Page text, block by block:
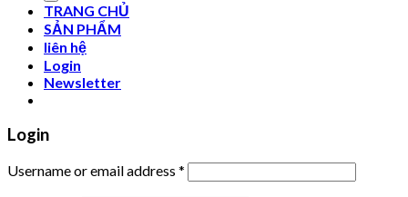
TRANG CHỦ
SẢN PHẨM
liên hệ
Login
Newsletter
Login
Username or email address *